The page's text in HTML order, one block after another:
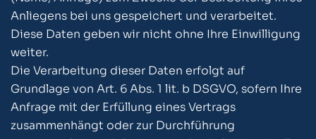
Anliegens bei uns gespeichert und verarbeitet.
Diese Daten geben wir nicht ohne Ihre Einwilligung
weiter.
Die Verarbeitung dieser Daten erfolgt auf
Grundlage von Art. 6 Abs. 1 lit. b DSGVO, sofern Ihre
Anfrage mit der Erfüllung eines Vertrags
zusammenhängt oder zur Durchführung